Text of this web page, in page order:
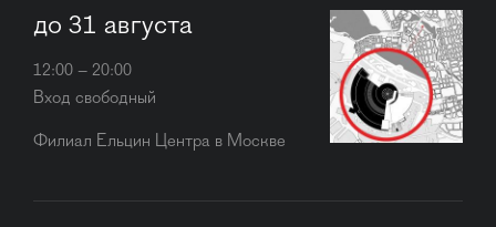
до 31 августа
12:00 – 20:00
Вход свободный
Филиал Ельцин Центра в Москве